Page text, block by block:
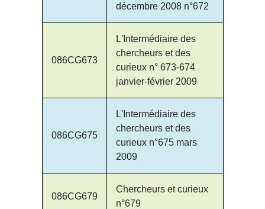
décembre 2008 n°672
086CG673
L'Intermédiaire des
chercheurs et des
curieux n° 673-674
janvier-février 2009
086CG675
L'Intermédiaire des
chercheurs et des
curieux n°675 mars
2009
086CG679
Chercheurs et curieux
n°679